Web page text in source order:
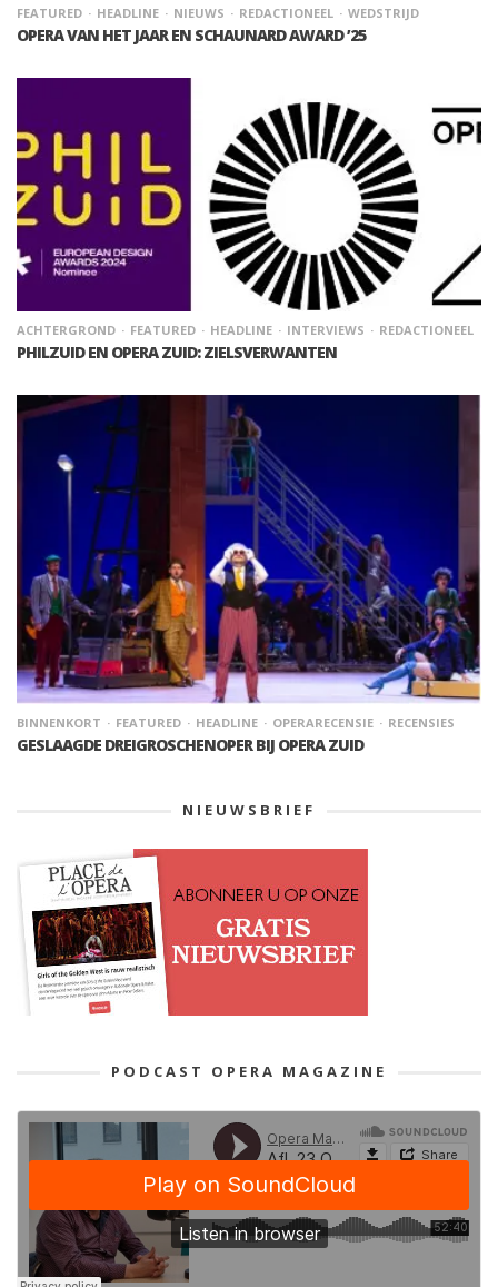
FEATURED HEADLINE NIEUWS REDACTIONEEL WEDSTRIJD
OPERA VAN HET JAAR EN SCHAUNARD AWARD ’25
ACHTERGROND FEATURED HEADLINE INTERVIEWS REDACTIONEEL
PHILZUID EN OPERA ZUID: ZIELSVERWANTEN
BINNENKORT FEATURED HEADLINE OPERARECENSIE RECENSIES
GESLAAGDE DREIGROSCHENOPER BIJ OPERA ZUID
NIEUWSBRIEF
PODCAST OPERA MAGAZINE